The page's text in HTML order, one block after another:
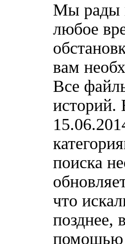
Мы рады
любое
вам
Все
историй.
поиска
что
позднее,
помощью